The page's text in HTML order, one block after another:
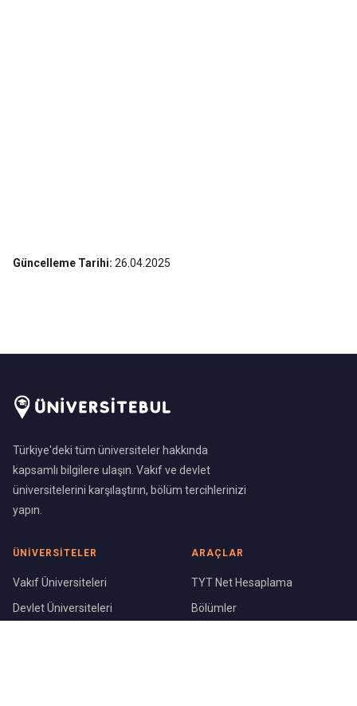
Güncelleme Tarihi: 26.04.2025
Türkiye'deki tüm üniversiteler hakkında
kapsamlı bilgilere ulaşın. Vakıf ve devlet
üniversitelerini karşılaştırın, bölüm tercihlerinizi
yapın.
ÜNIVERSITELER
Vakıf Üniversiteleri
Devlet Üniversiteleri
ARAÇLAR
TYT Net Hesaplama
Bölümler